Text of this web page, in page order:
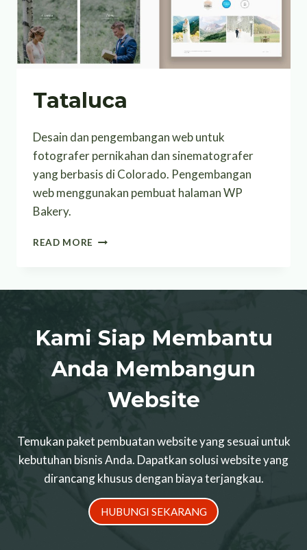
Tataluca
Desain dan pengembangan web untuk
fotografer pernikahan dan sinematografer
yang berbasis di Colorado. Pengembangan
web menggunakan pembuat halaman WP
Bakery.
READ MORE TATALUCA
Kami Siap Membantu
Anda Membangun
Website
Temukan paket pembuatan website yang sesuai untuk
kebutuhan bisnis Anda. Dapatkan solusi website yang
dirancang khusus dengan biaya terjangkau.
HUBUNGI SEKARANG